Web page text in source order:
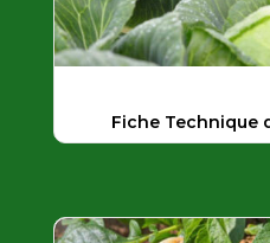
Fiche Technique